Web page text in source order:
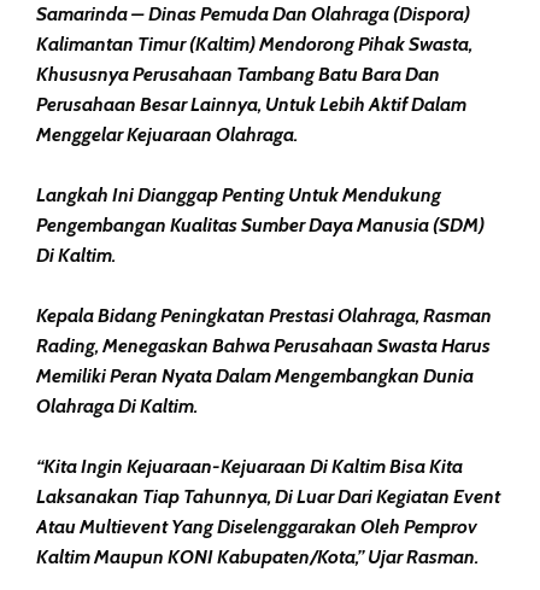
Samarinda – Dinas Pemuda Dan Olahraga (Dispora)
Kalimantan Timur (Kaltim) Mendorong Pihak Swasta,
Khususnya Perusahaan Tambang Batu Bara Dan
Perusahaan Besar Lainnya, Untuk Lebih Aktif Dalam
Menggelar Kejuaraan Olahraga.
Langkah Ini Dianggap Penting Untuk Mendukung
Pengembangan Kualitas Sumber Daya Manusia (SDM)
Di Kaltim.
Kepala Bidang Peningkatan Prestasi Olahraga, Rasman
Rading, Menegaskan Bahwa Perusahaan Swasta Harus
Memiliki Peran Nyata Dalam Mengembangkan Dunia
Olahraga Di Kaltim.
“Kita Ingin Kejuaraan-Kejuaraan Di Kaltim Bisa Kita
Laksanakan Tiap Tahunnya, Di Luar Dari Kegiatan Event
Atau Multievent Yang Diselenggarakan Oleh Pemprov
Kaltim Maupun KONI Kabupaten/Kota,” Ujar Rasman.